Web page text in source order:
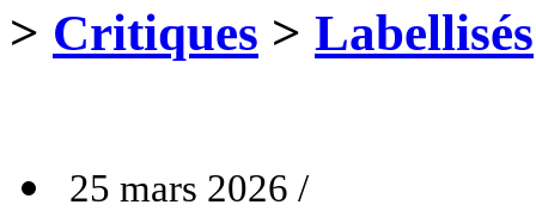
> Critiques > Labellisés
25 mars 2026 /